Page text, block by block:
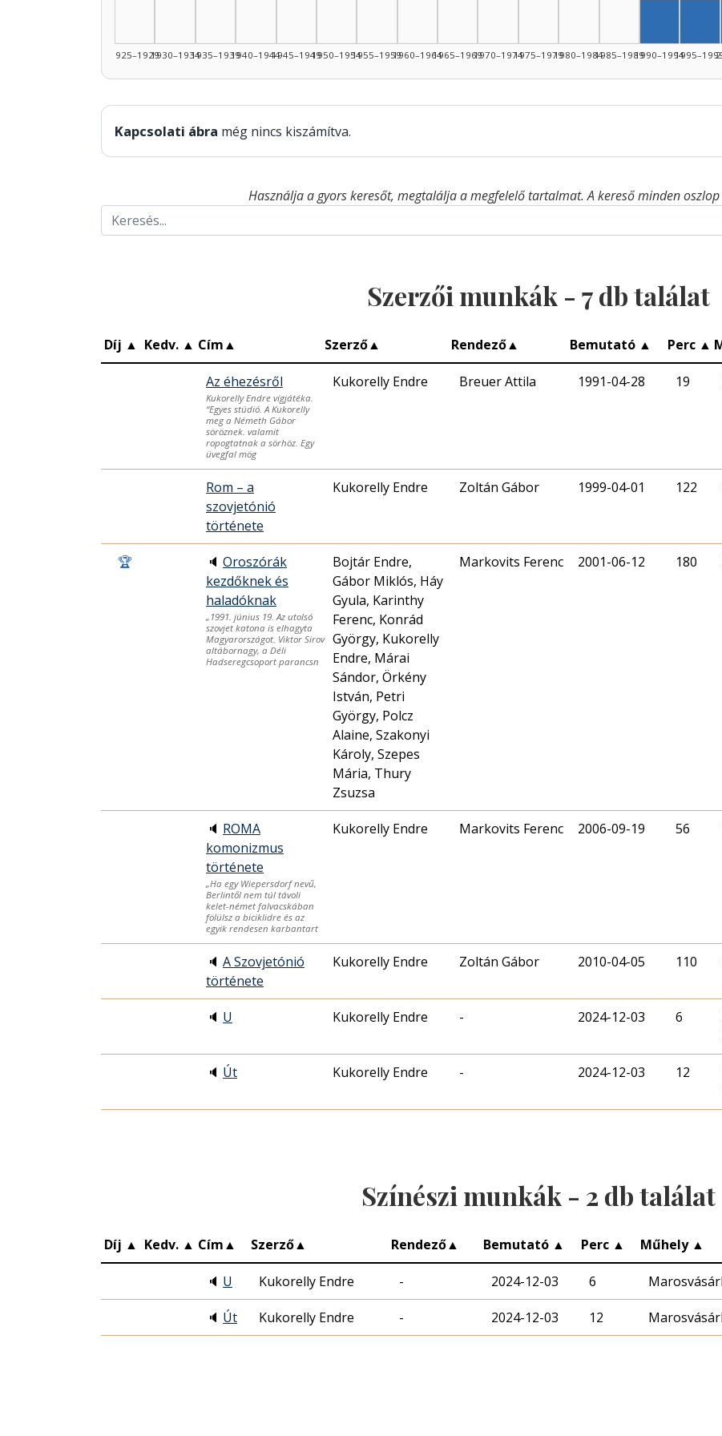
1925–19291930–19341935–19391940–19441945–19491950–19541955–19591960–19641965–19691970–19741975–19791980–19841985–19891990–1994
Kapcsolati ábra még nincs kiszámítva.
Használja a gyors keresőt, megtalálja a megfelelő tartalmat. A kereső minden
Szerzői munkák - 7db találat
Díj ▲ Kedv. ▲ Cím▲ Szerző▲ Rendező▲ Bemutató ▲ Perc ▲
Az éhezésről
Kukorelly Endre vígjátéka.
“Egyes stúdió. A Kukorelly
meg a Németh Gábor
söröznek. valamit
ropogtatnak a sörhöz. Egy
üvegfal mög
Kukorelly Endre Breuer Attila 1991-04-28 19
Rom – a
szovjetónió
története
Kukorelly Endre Zoltán Gábor 1999-04-01 122
🏆 🔈 Oroszórák
kezdőknek és
haladóknak
„1991. június 19. Az utolsó
szovjet katona is elhagyta
Magyarországot. Viktor Sirov
altábornagy, a Déli
Hadseregcsoport parancsn
Bojtár Endre,
Gábor Miklós, Háy
Gyula, Karinthy
Ferenc, Konrád
György, Kukorelly
Endre, Márai
Sándor, Örkény
István, Petri
György, Polcz
Alaine, Szakonyi
Károly, Szepes
Mária, Thury
Zsuzsa
Markovits Ferenc 2001-06-12 180
🔈 ROMA
komonizmus
története
„Ha egy Wiepersdorf nevű,
Berlintől nem túl távoli
kelet-német falvacskában
fölülsz a biciklidre és az
egyik rendesen karbantart
Kukorelly Endre Markovits Ferenc 2006-09-19 56
🔈 A Szovjetónió
története
Kukorelly Endre Zoltán Gábor 2010-04-05 110
🔈 U Kukorelly Endre - 2024-12-03 6
🔈 Út Kukorelly Endre - 2024-12-03 12
Színészi munkák - 2 db találat
Díj ▲ Kedv. ▲ Cím▲ Szerző▲ Rendező▲ Bemutató ▲ Perc ▲ Műhely ▲
🔈 U Kukorelly Endre - 2024-12-03 6
🔈 Út Kukorelly Endre - 2024-12-03 12